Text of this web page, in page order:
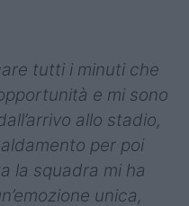
tutti i minuti che
e mi sono
allo stadio,
per poi
la squadra mi ha
unica,